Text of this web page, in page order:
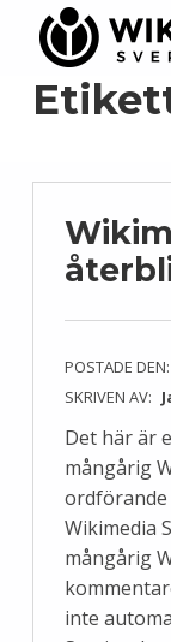
POSTADE DEN:
SKRIVEN AV:
Det här är
mångårig
Wikimedia
mångårig
inte